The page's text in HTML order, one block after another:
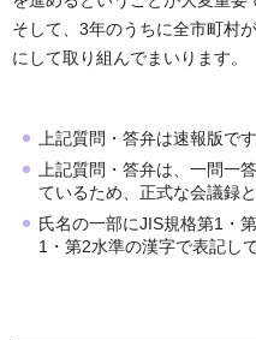
そして、3年のうちに全市町村
にして取り組んでまいります。
上記質問・答弁は速報版です
上記質問・答弁は、一問一
ているため、正式な会議録
氏名の一部にJIS規格第1・
1・第2水準の漢字で表記し